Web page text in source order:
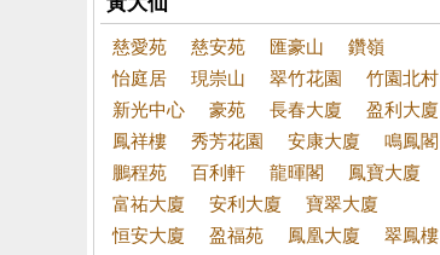
慈愛苑 慈安苑 匯豪山
鑽嶺
怡庭居
現崇山 翠竹花園
竹園北村
新光中心
豪苑 長春大廈
盈利大廈
鳳祥樓
秀芳花園 安康大廈
鳴鳳閣
鵬程苑
百利軒 龍暉閣
鳳寶大廈
富祐大廈
安利大廈
寶翠大廈
恒安大廈
盈福苑 鳳凰大廈
翠鳳樓